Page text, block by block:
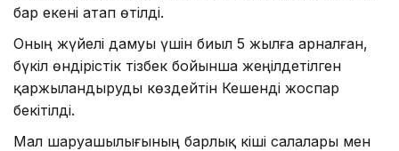
бар екені атап өтілді.
Оның жүйелі дамуы үшін биыл 5 жылға арналған,
бүкіл өндірістік тізбек бойынша жеңілдетілген
қаржыландыруды көздейтін Кешенді жоспар
бекітілді.
Мал шаруашылығының барлық кіші салалары мен